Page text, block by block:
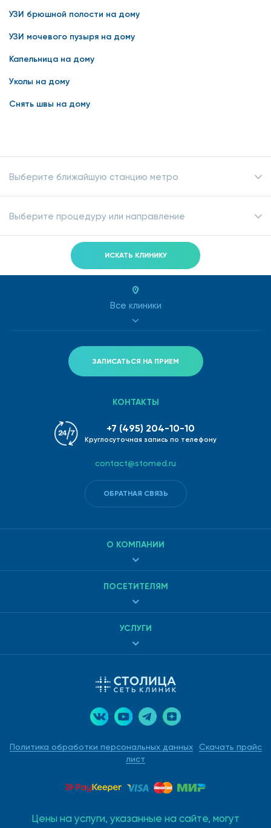
УЗИ брюшной полости на дому
УЗИ мочевого пузыря на дому
Капельница на дому
Уколы на дому
Снять швы на дому
Выберите ближайшую станцию метро
Выберите процедуру или направление
ИСКАТЬ КЛИНИКУ
Все клиники
ЗАПИСАТЬСЯ НА ПРИЕМ
Политика обработки персональных данных
Скачать прайс
лист
О КОМПАНИИ
ПОСЕТИТЕЛЯМ
УСЛУГИ
КОНТАКТЫ
+7 (495) 204-10-10
Круглосуточная запись по телефону
contact@stomed.ru
ОБРАТНАЯ СВЯЗЬ
Цены на услуги, указанные на сайте, могут